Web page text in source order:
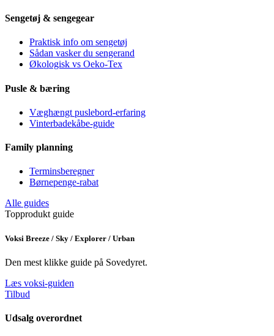
Sengetøj & sengegear
Praktisk info om sengetøj
Sådan vasker du sengerand
Økologisk vs Oeko-Tex
Pusle & bæring
Væghængt puslebord-erfaring
Vinterbadekåbe-guide
Family planning
Terminsberegner
Børnepenge-rabat
Alle guides
Topprodukt guide
Voksi Breeze / Sky / Explorer / Urban
Den mest klikke guide på Sovedyret.
Læs voksi-guiden
Tilbud
Udsalg overordnet